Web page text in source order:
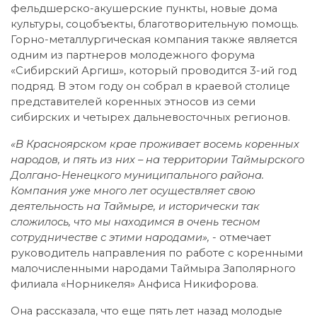
фельдшерско-акушерские пункты, новые дома
культуры, соцобъекты, благотворительную помощь.
Горно-металлургическая компания также является
одним из партнеров молодежного форума
«Сибирский Аргиш», который проводится 3-ий год
подряд. В этом году он собрал в краевой столице
представителей коренных этносов из семи
сибирских и четырех дальневосточных регионов.
«В Красноярском крае проживает восемь коренных
народов, и пять из них – на территории Таймырского
Долгано-Ненецкого муниципального района.
Компания уже много лет осуществляет свою
деятельность на Таймыре, и исторически так
сложилось, что мы находимся в очень тесном
сотрудничестве с этими народами», - отмечает
руководитель направления по работе с коренными
малочисленными народами Таймыра Заполярного
филиала «Норникеля» Анфиса Никифорова.
Она рассказала, что еще пять лет назад молодые